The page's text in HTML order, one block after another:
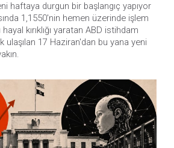
haftaya durgun bir başlangıç yapıyor
1,1550'nin hemen üzerinde işlem
kırıklığı yaratan ABD istihdam
ulaşılan 17 Haziran'dan bu yana yeni